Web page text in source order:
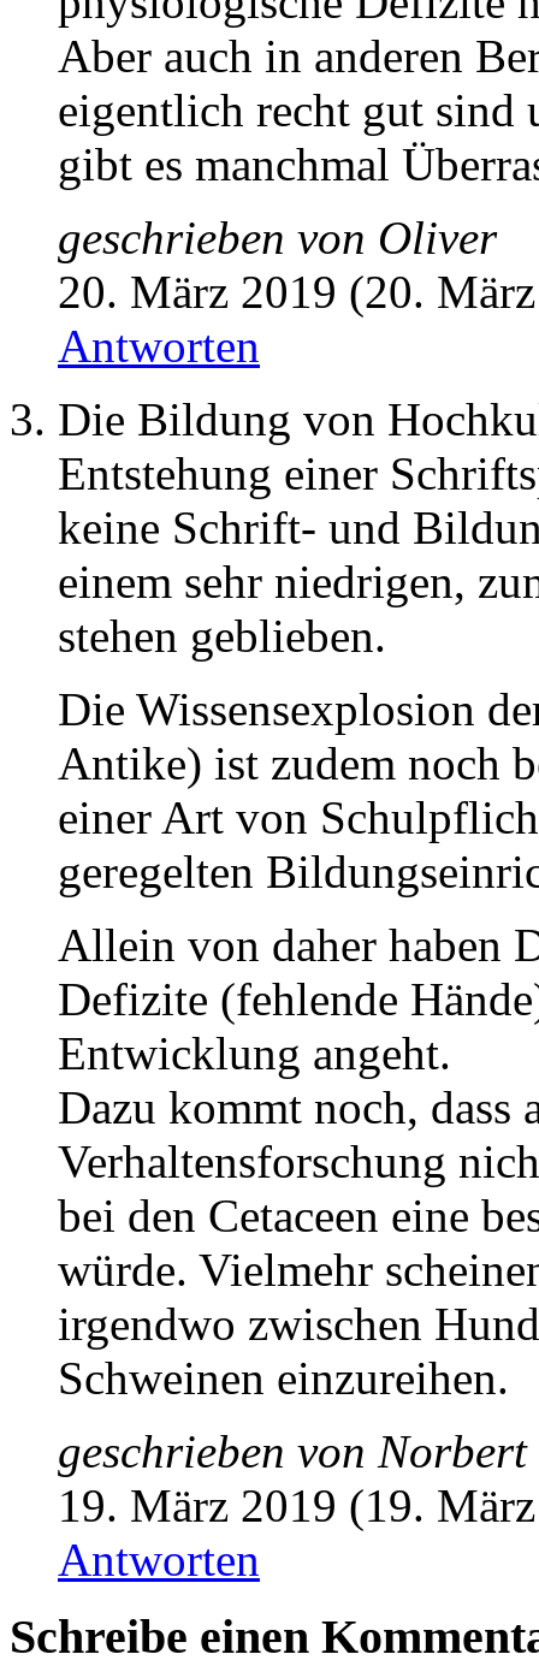
Aber auch in anderen
eigentlich recht gut sind
gibt es manchmal
geschrieben von Oliver
20. März 2019 (20.
Antworten
Die Bildung von
Entstehung einer
keine Schrift- und
einem sehr niedrigen,
stehen geblieben.
Die Wissensexplosion
Antike) ist zudem noch
einer Art von
geregelten
Allein von daher haben
Defizite (fehlende
Entwicklung angeht.
Dazu kommt noch, dass
Verhaltensforschung
bei den Cetaceen eine
würde. Vielmehr
irgendwo zwischen
Schweinen einzureihen.
geschrieben von Norbert
19. März 2019 (19.
Antworten
Schreibe einen